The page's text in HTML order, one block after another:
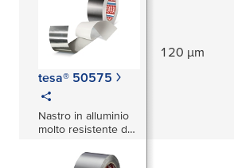
tesa® 50575
Nastro in alluminio
molto resistente da
liner (PV1 e PV0)
120 µm